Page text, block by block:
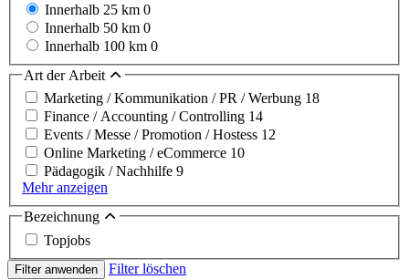
Innerhalb 25 km 0
Innerhalb 50 km 0
Innerhalb 100 km 0
Art der Arbeit
Marketing / Kommunikation / PR / Werbung 18
Finance / Accounting / Controlling 14
Events / Messe / Promotion / Hostess 12
Online Marketing / eCommerce 10
Pädagogik / Nachhilfe 9
Mehr anzeigen
Bezeichnung
Topjobs
Filter anwenden
Filter löschen